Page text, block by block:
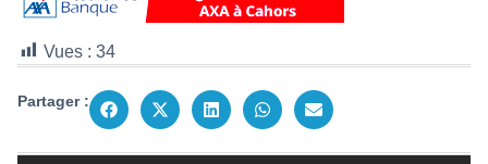
Vues : 34
Partager :